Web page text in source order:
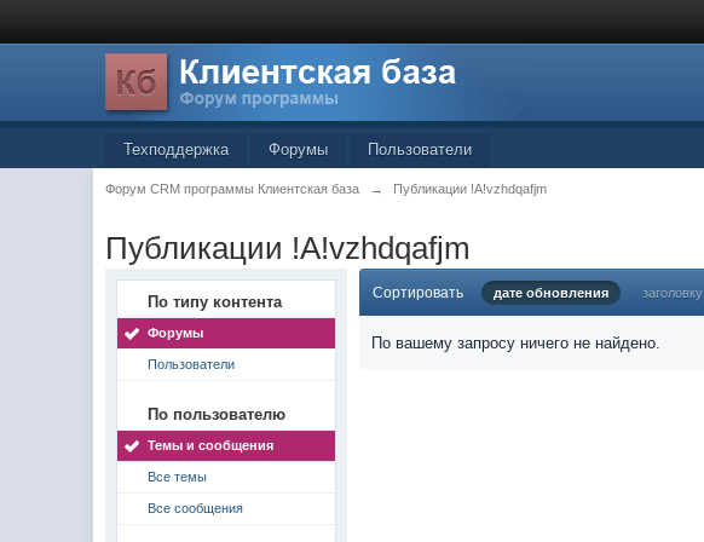
Техподдержка Форумы Пользователи
Форум CRM программы Клиентская база → Публикации !A!vzhdqafjm
Публикации !A!vzhdqafjm
По типу контента
Форумы
Пользователи
По пользователю
Темы и сообщения
Все темы
Все сообщения
Сортировать дате обновления заголовку
По вашему запросу ничего не найдено.